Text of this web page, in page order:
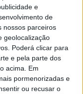
e
de
nossos parceiros
geolocalização
Poderá clicar para
e pela parte dos
acima. Em
pormenorizadas e
ou recusar o